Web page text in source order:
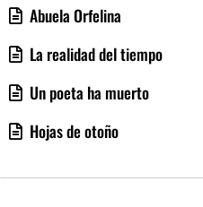
Abuela Orfelina
La realidad del tiempo
Un poeta ha muerto
Hojas de otoño